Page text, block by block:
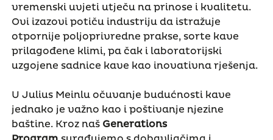
vremenski uvjeti utječu na prinose i kvalitetu.
Ovi izazovi potiču industriju da istražuje
otpornije poljoprivredne prakse, sorte kave
prilagođene klimi, pa čak i laboratorijski
uzgojene sadnice kave kao inovativna rješenja.
U Julius Meinlu očuvanje budućnosti kave
jednako je važno kao i poštivanje njezine
baštine. Kroz naš Generations